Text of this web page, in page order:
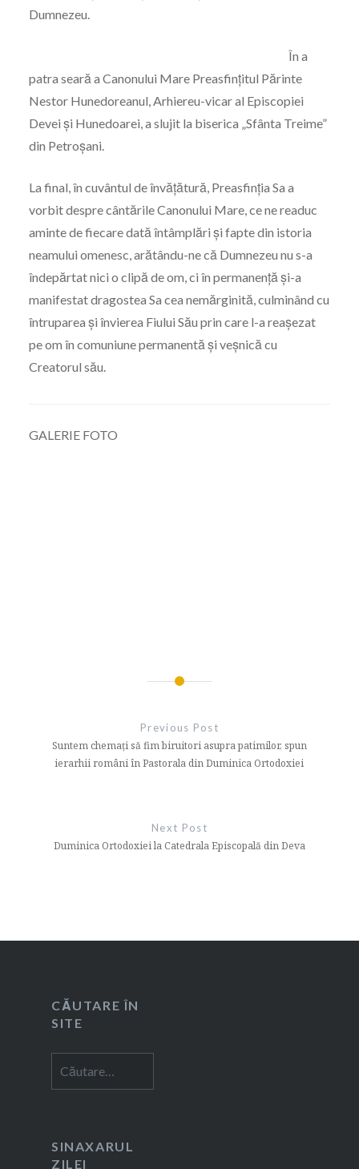
Dumnezeu.
În a
patra seară a Canonului Mare Preasfințitul Părinte
Nestor Hunedoreanul, Arhiereu-vicar al Episcopiei
Devei și Hunedoarei, a slujit la biserica „Sfânta Treime”
din Petroșani.
La final, în cuvântul de învățătură, Preasfinția Sa a
vorbit despre cântările Canonului Mare, ce ne readuc
aminte de fiecare dată întâmplări și fapte din istoria
neamului omenesc, arătându-ne că Dumnezeu nu s-a
îndepărtat nici o clipă de om, ci în permanență și-a
manifestat dragostea Sa cea nemărginită, culminând cu
întruparea și învierea Fiului Său prin care l-a reașezat
pe om în comuniune permanentă și veșnică cu
Creatorul său.
GALERIE FOTO
articole
Previous Post
Suntem chemați să fim biruitori asupra patimilor, spun
ierarhii români în Pastorala din Duminica Ortodoxiei
Next Post
Duminica Ortodoxiei la Catedrala Episcopală din Deva
CĂUTARE ÎN
SITE
după:
SINAXARUL
ZILEI